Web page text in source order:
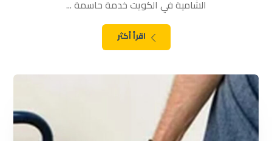
الشامية في الكويت خدمة حاسمة ...
اقرأ أكثر